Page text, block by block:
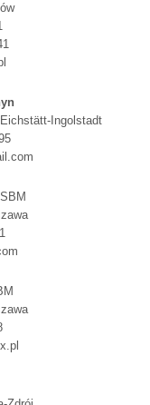
Eichstätt-Ingolstadt